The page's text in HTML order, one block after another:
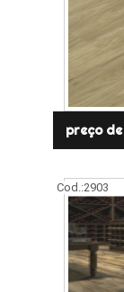
preço
Cod.:2903